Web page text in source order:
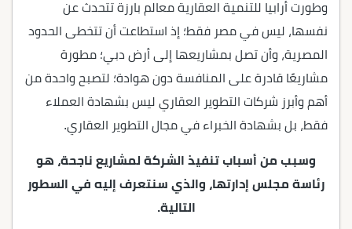
وطورت أرابيا للتنمية العقارية معالم بارزة تتحدث عن
نفسها، ليس في مصر فقط؛ إذ استطاعت أن تتخطى الحدود
المصرية، وأن تصل بمشاريعها إلى أرض دبي؛ مطورة
مشاريعًا قادرة على المنافسة دون هوادة؛ لتصبح واحدة من
أهم وأبرز شركات التطوير العقاري ليس بشهادة العملاء
فقط، بل بشهادة الخبراء في مجال التطوير العقاري.
وسبب من أسباب تنفيذ الشركة لمشاريع ناجحة، هو
رئاسة مجلس إدارتها، والذي سنتعرف إليه في السطور
التالية.